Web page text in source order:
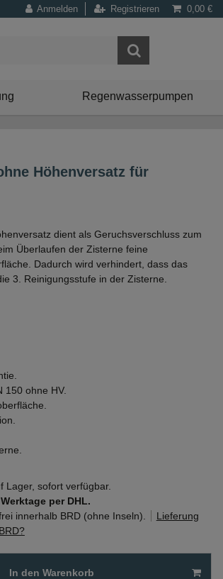
Anmelden Registrieren 0,00 €
Regenwasserpumpen
Höhenversatz für
dient als Geruchsverschluss zum
Überlaufen der Zisterne feine
Dadurch wird verhindert, dass das
3. Reinigungsstufe in der Zisterne.
150 ohne HV.
Lager, sofort verfügbar.
per DHL.
innerhalb BRD (ohne Inseln).
Lieferung
In den Warenkorb